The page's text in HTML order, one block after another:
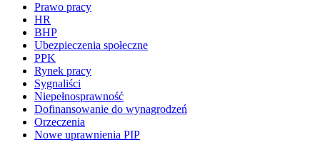
Prawo pracy
HR
BHP
Ubezpieczenia społeczne
PPK
Rynek pracy
Sygnaliści
Niepełnosprawność
Dofinansowanie do wynagrodzeń
Orzeczenia
Nowe uprawnienia PIP